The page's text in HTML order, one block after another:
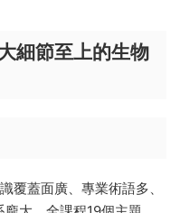
細節至上的生物
覆蓋面廣、專業術語多、